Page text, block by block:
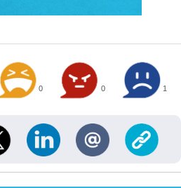
0 0 1